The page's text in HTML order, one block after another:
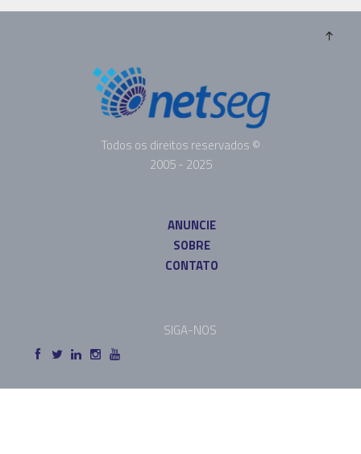
Todos os direitos reservados ©
2005 - 2025
ANUNCIE
SOBRE
CONTATO
SIGA-NOS